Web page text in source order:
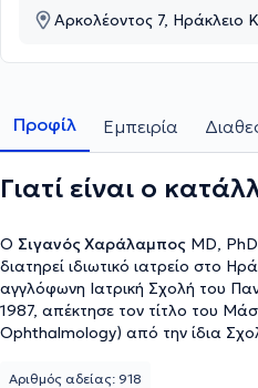
Αρκολέοντος 7, Ηράκλειο
Προφίλ Εμπειρία
Γιατί είναι ο
Ο Σιγανός Χαράλαμπος MD,
διατηρεί ιδιωτικό ιατρείο στο
αγγλόφωνη Ιατρική Σχολή του
1987, απέκτησε τον τίτλο του
Ophthalmology) από την ίδια
από εξετάσεις (1993). Το έτος
Αριθμός αδείας: 918